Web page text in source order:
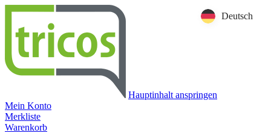
Hauptinhalt anspringen
Mein Konto
Merkliste
Warenkorb
Deutsch